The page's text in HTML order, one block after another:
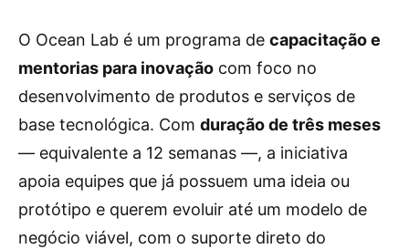
O Ocean Lab é um programa de capacitação e
mentorias para inovação com foco no
desenvolvimento de produtos e serviços de
base tecnológica. Com duração de três meses
— equivalente a 12 semanas —, a iniciativa
apoia equipes que já possuem uma ideia ou
protótipo e querem evoluir até um modelo de
negócio viável, com o suporte direto do